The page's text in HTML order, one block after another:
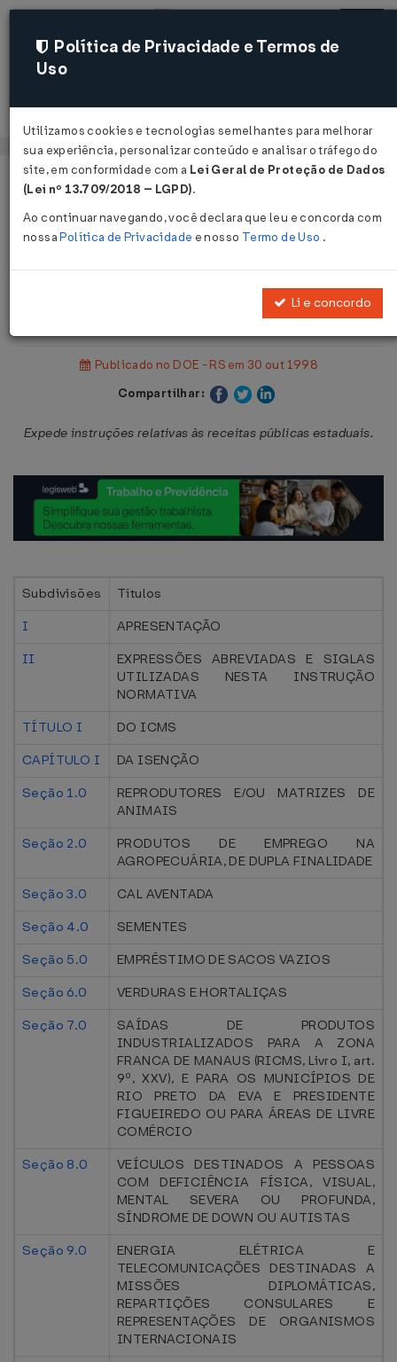
Acessar
Página Inicial
Legislações
Instrução Normativa DRP Nº 45 DE
Publicado no DOE - RS em 30 out 1998
Compartilhar:
Expede instruções relativas às receitas públicas estaduais.
Subdivisões
Títulos
I
APRESENTAÇÃO
II
EXPRESSÕES ABREVIADAS E SIGLAS
UTILIZADAS NESTA INSTRUÇÃO
NORMATIVA
TÍTULO I
DO ICMS
CAPÍTULO I
DA ISENÇÃO
Seção 1.0
REPRODUTORES E/OU MATRIZES DE
ANIMAIS
Seção 2.0
PRODUTOS DE EMPREGO NA
AGROPECUÁRIA, DE DUPLA FINALIDADE
Seção 3.0
CAL AVENTADA
Seção 4.0
SEMENTES
Seção 5.0
EMPRÉSTIMO DE SACOS VAZIOS
Seção 6.0
VERDURAS E HORTALIÇAS
Seção 7.0
SAÍDAS DE PRODUTOS
INDUSTRIALIZADOS PARA A ZONA
FRANCA DE MANAUS (RICMS, Livro I, art.
9º, XXV), E PARA OS MUNICÍPIOS DE
RIO PRETO DA EVA E PRESIDENTE
FIGUEIREDO OU PARA ÁREAS DE LIVRE
COMÉRCIO
Seção 8.0
VEÍCULOS DESTINADOS A PESSOAS
COM DEFICIÊNCIA FÍSICA, VISUAL,
MENTAL SEVERA OU PROFUNDA,
SÍNDROME DE DOWN OU AUTISTAS
Seção 9.0
ENERGIA ELÉTRICA E
TELECOMUNICAÇÕES DESTINADAS A
MISSÕES DIPLOMÁTICAS,
REPARTIÇÕES CONSULARES E
REPRESENTAÇÕES DE ORGANISMOS
INTERNACIONAIS
Política de Privacidade e Termos de
Uso
Utilizamos cookies e tecnologias semelhantes para melhorar
sua experiência, personalizar conteúdo e analisar o tráfego do
site, em conformidade com a Lei Geral de Proteção de Dados
(Lei nº 13.709/2018 – LGPD).
Ao continuar navegando, você declara que leu e concorda com
nossaPolítica de Privacidade e nosso Termo de Uso .
Li e concordo